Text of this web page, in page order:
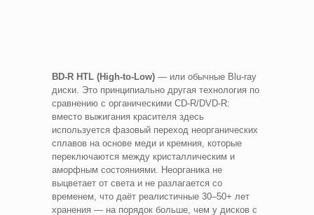
BD-R HTL (High-to-Low) — или обычные Blu-ray
диски. Это принципиально другая технология по
сравнению с органическими CD-R/DVD-R:
вместо выжигания красителя здесь
используется фазовый переход неорганических
сплавов на основе меди и кремния, которые
переключаются между кристаллическим и
аморфным состояниями. Неорганика не
выцветает от света и не разлагается со
временем, что даёт реалистичные 30–50+ лет
хранения — на порядок больше, чем у дисков с